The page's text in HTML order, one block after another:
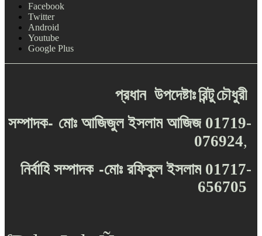
Facebook
Twitter
Android
Youtube
Google Plus
প্রধান উপদেষ্টাঃরিন্টুচৌধুরী
সম্পাদক- মোঃ আজিজুল ইসলাম আজিজ 01719-
076924,
নির্বাহি সম্পাদক -মোঃ রফিকুল ইসলাম 01717-
656705